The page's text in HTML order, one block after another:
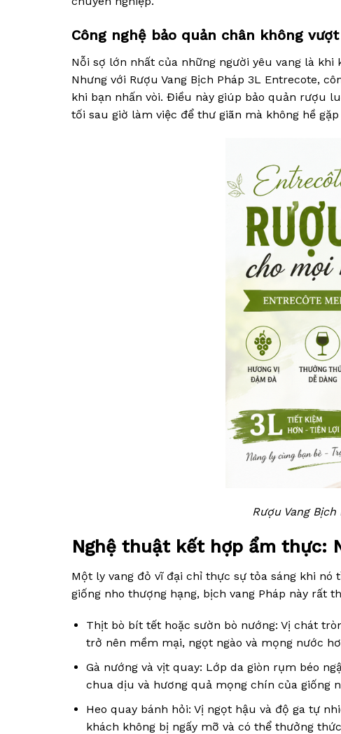
Công nghệ bảo quản chân không
Nỗi sợ lớn nhất của những người yêu vang là
Nhưng với Rượu Vang Bịch Pháp 3L Entrecote,
khi bạn nhấn vòi. Điều này giúp bảo quản rượu
tối sau giờ làm việc để thư giãn mà không hề
Rượu Vang
Nghệ thuật kết hợp ẩm thực:
Một ly vang đỏ vĩ đại chỉ thực sự tỏa sáng khi
giống nho thượng hạng, bịch vang Pháp này rất
Thịt bò bít tết hoặc sườn bò nướng: Vị chát
trở nên mềm mại, ngọt ngào và mọng nước
Gà nướng và vịt quay: Lớp da giòn rụm béo
chua dịu và hương quả mọng chín của giống
Heo quay bánh hỏi: Vị ngọt hậu và độ ga tự
khách không bị ngấy mỡ và có thể thưởng